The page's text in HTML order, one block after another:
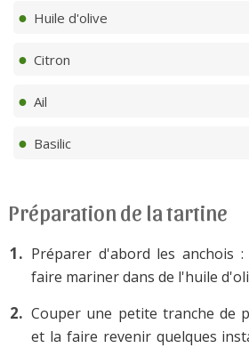
Huile d'olive
Citron
Ail
Basilic
Préparation de la tartine
Préparer d'abord les anchois
faire mariner dans de l'huile
Couper une petite tranche de
et la faire revenir quelques